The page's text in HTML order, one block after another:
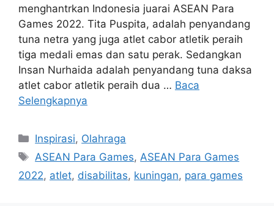
menghantrkan Indonesia juarai ASEAN Para
Games 2022. Tita Puspita, adalah penyandang
tuna netra yang juga atlet cabor atletik peraih
tiga medali emas dan satu perak. Sedangkan
Insan Nurhaida adalah penyandang tuna daksa
atlet cabor atletik peraih dua … Baca
Selengkapnya
Kategori
Inspirasi, Olahraga
Tag
ASEAN Para Games, ASEAN Para Games
2022, atlet, disabilitas, kuningan, para games